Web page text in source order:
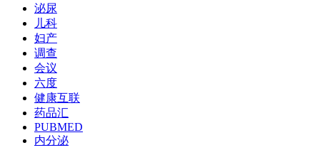
泌尿
儿科
妇产
调查
会议
六度
健康互联
药品汇
PUBMED
内分泌